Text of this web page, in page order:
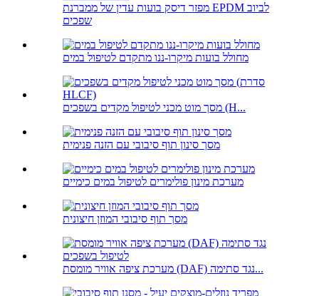
מפזר דיסק בועות עדין של ממברנת EPDM לביוב
שפכים
מחולל בועות מיקרו-ננו מתקדם לטיפול במים
מסך מוט מכני לטיפול מקדים בשפכים (H...
מסך סינון תוף סיבובי עם הזנה פנימית
מערכת מינון פולימרים לטיפול במים כימיים
מסך תוף סיבובי המוזן חיצונית
מערכת ציפה אוויר מומסת (DAF) נגד סתימה...